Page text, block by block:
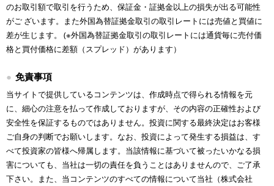
のお取引額で取引を行うため、保証金・証拠金以上の損失が出る可能性
がご ざいます。また外国為替証拠金取引の取引レートには売値と買値に
差が生じます。 (※外国為替証拠金取引の取引レートには通貨毎に売付価
格と買付価格に差額（スプレッド）があります）
免責事項
当サイトで提供しているコンテンツは、作成時点で得られる情報を元
に、細心の注意を払って作成しておりますが、その内容の正確性および
安全性を保証するものではありません。投資に関する最終決定はお客様
ご自身の判断でお願いします。なお、投資によって発生する損益は、す
べて投資家の皆様へ帰属します。当該情報に基づいて被ったいかなる損
害についても、当社は一切の責任を負うことはありませんので、ご了承
下さい。また、当コンテンツのすべての情報について当社（株式会社